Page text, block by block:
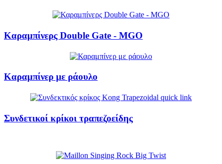
Καραμπίνερς Double Gate - MGO
Καραμπίνερ με ράουλο
Συνδετικοί κρίκοι τραπεζοείδης